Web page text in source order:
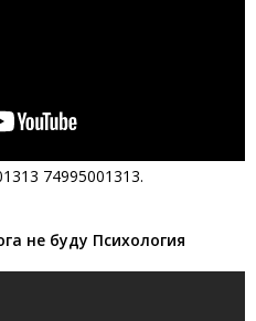
74995001313.
не буду Психология